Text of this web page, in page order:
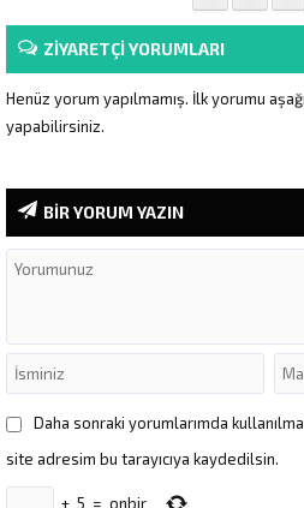
ZİYARETÇİ YORUMLARI
Henüz yorum yapılmamış. İlk yorumu
yapabilirsiniz.
BİR YORUM YAZIN
Daha sonraki yorumlarımda
site adresim bu tarayıcıya kaydedilsin.
+ 5 = onbir